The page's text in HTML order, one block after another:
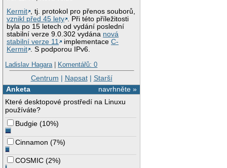
Kermit , tj. protokol pro přenos souborů,
vznikl před 45 lety . Při této příležitosti
byla po 15 letech od vydání poslední
stabilní verze 9.0.302 vydána nová
stabilní verze 11
implementaceC-
Kermit . S podporou IPv6.
Ladislav Hagara| Komentářů: 0
Centrum | Napsat| Starší
navrhněte »
Anketa
Které desktopové prostředí na Linuxu
používáte?
Budgie (10%)
Cinnamon (7%)
COSMIC (2%)